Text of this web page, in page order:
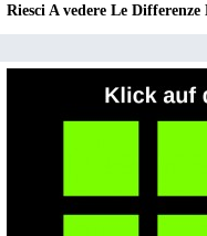
Riesci A vedere Le